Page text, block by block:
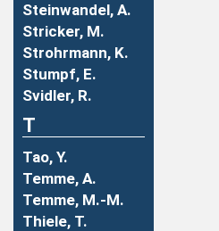
Steinwandel, A.
Stricker, M.
Strohrmann, K.
Stumpf, E.
Svidler, R.
T
Tao, Y.
Temme, A.
Temme, M.-M.
Thiele, T.